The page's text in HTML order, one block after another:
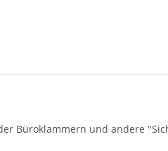
Büroklammern und andere